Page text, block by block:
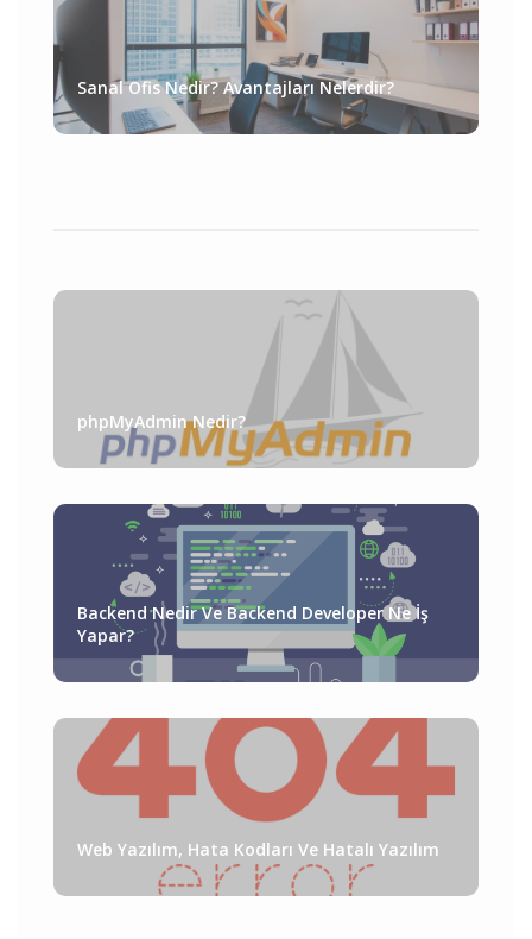
Sanal Ofis Nedir? Avantajları Nelerdir?
phpMyAdmin Nedir?
Backend Nedir Ve Backend Developer Ne İş
Yapar?
Web Yazılım, Hata Kodları Ve Hatalı Yazılım